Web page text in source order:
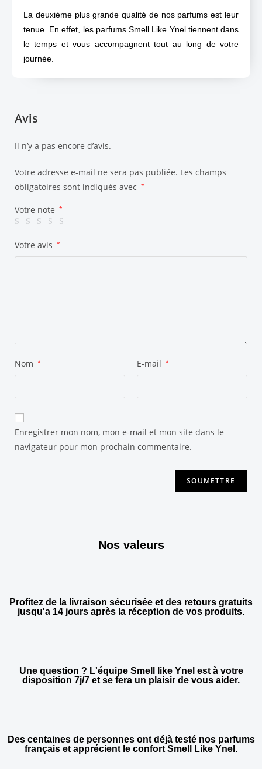
La deuxième plus grande qualité de nos parfums est leur
tenue. En effet, les parfums Smell Like Ynel tiennent dans
le temps et vous accompagnent tout au long de votre
journée.
Avis
Il n’y a pas encore d’avis.
Votre adresse e-mail ne sera pas publiée. Les champs
obligatoires sont indiqués avec *
Votre note *
Votre avis *
Nom * E-mail *
Enregistrer mon nom, mon e-mail et mon site dans le
navigateur pour mon prochain commentaire.
Nos valeurs
Profitez de la livraison sécurisée et des retours gratuits
jusqu'a 14 jours après la réception de vos produits.
Une question ? L'équipe Smell like Ynel est à votre
disposition 7j/7 et se fera un plaisir de vous aider.
Des centaines de personnes ont déjà testé nos parfums
français et apprécient le confort Smell Like Ynel.